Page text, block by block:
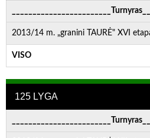
2013/14 m. „granini TAURĖ" XVI
VISO
125 LYGA